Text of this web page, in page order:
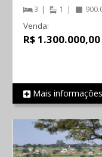
REF 1366
3 1
Venda:
R$ 1.300.000,00
Mais informações